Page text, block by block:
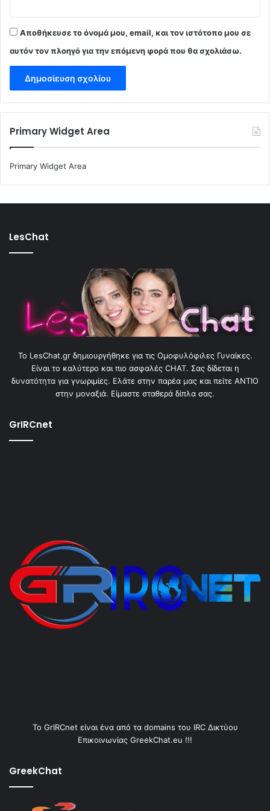
Αποθήκευσε το όνομά μου, email, και τον ιστότοπο μου σε
αυτόν τον πλοηγό για την επόμενη φορά που θα σχολιάσω.
Primary Widget Area
Primary Widget Area
LesChat
To LesChat.gr δημιουργήθηκε για τις Ομοφυλόφιλες Γυναίκες.
Είναι το καλύτερο και πιο ασφαλές CHAT. Σας δίδεται η
δυνατότητα για γνωριμίες. Ελάτε στην παρέα μας και πείτε ΑΝΤΙΟ
στην μοναξιά. Είμαστε σταθερά δίπλα σας.
GrIRCnet
Το GrIRCnet είναι ένα από τα domains του IRC Δικτύου
Επικοινωνίας GreekChat.eu !!!
GreekChat